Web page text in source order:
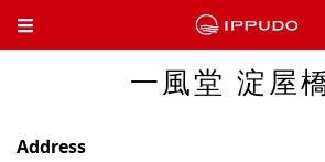
Toggle Header Menu
一風堂 淀屋
Address